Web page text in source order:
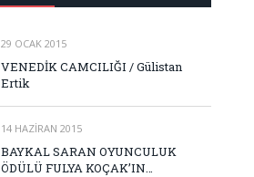
29 OCAK 2015
VENEDİK CAMCILIĞI / Gülistan
Ertik
14 HAZIRAN 2015
BAYKAL SARAN OYUNCULUK
ÖDÜLÜ FULYA KOÇAK’IN…